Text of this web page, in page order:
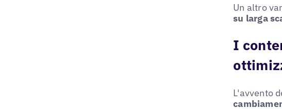
Un altro
su larga
I
L'avvento